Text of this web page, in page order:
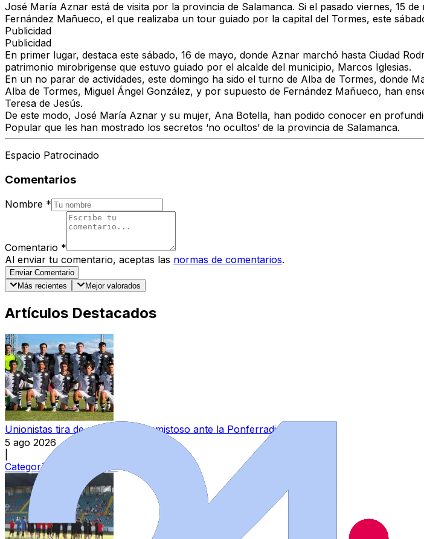
José María Aznar está de visita por la provincia de Salamanca. Si el pasado viernes, 15
Fernández Mañueco, el que realizaba un tour guiado por la capital del Tormes, este
Publicidad
Publicidad
En primer lugar, destaca este sábado, 16 de mayo, donde Aznar marchó hasta Ciudad
patrimonio mirobrigense que estuvo guiado por el alcalde del municipio, Marcos Iglesias.
En un no parar de actividades, este domingo ha sido el turno de Alba de Tormes, donde
Alba de Tormes, Miguel Ángel González, y por supuesto de Fernández Mañueco, han
Teresa de Jesús.
De este modo, José María Aznar y su mujer, Ana Botella, han podido conocer en
Popular que les han mostrado los secretos ‘no ocultos’ de la provincia de Salamanca.
Espacio Patrocinado
Comentarios
Nombre *
Comentario *
Al enviar tu comentario, aceptas las normas de comentarios.
Enviar Comentario
Más recientes
Mejor valorados
Artículos Destacados
Unionistas tira de eficacia en el amistoso ante la Ponferradina
5 ago 2026
Categoría:
Unionistas CF